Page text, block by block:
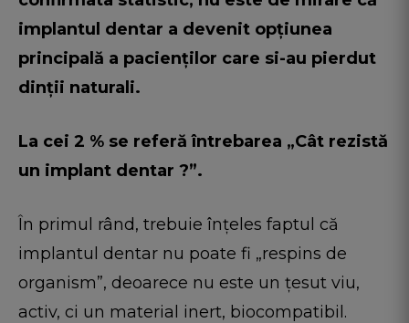
implantul dentar a devenit opțiunea
principală a pacienților care si-au pierdut
dinții naturali.
La cei 2 % se referă întrebarea „Cât rezistă
un implant dentar ?”.
În primul rând, trebuie înțeles faptul că
implantul dentar nu poate fi „respins de
organism”, deoarece nu este un țesut viu,
activ, ci un material inert, biocompatibil.